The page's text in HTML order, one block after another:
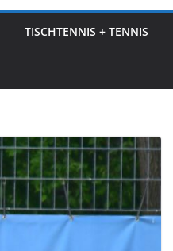
TISCHTENNIS + TENNIS